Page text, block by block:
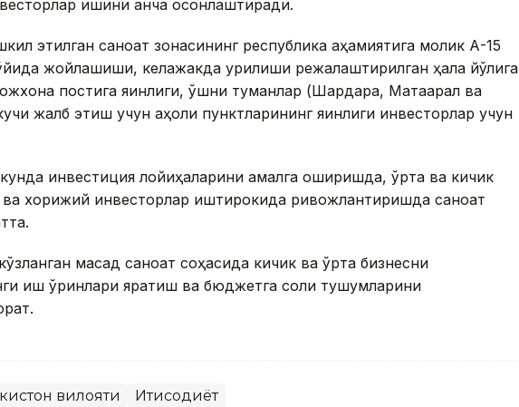
ишини анча осонлаштиради.
этилган саноат зонасининг республика аҳамиятига молик А-15
жойлашиши, келажакда қурилиши режалаштирилган ҳалқа йўлига
постига яқинлиги, қўшни туманлар (Шардара, Мақтаарал ва
жалб этиш учун аҳоли пунктларининг яқинлиги инвесторлар учун
инвестиция лойиҳаларини амалга оширишда, ўрта ва кичик
ва хорижий инвесторлар иштирокида ривожлантиришда саноат
мақсад саноат соҳасида кичик ва ўрта бизнесни
иш ўринлари яратиш ва бюджетга солиқ тушумларини
вилояти Иқтисодиёт